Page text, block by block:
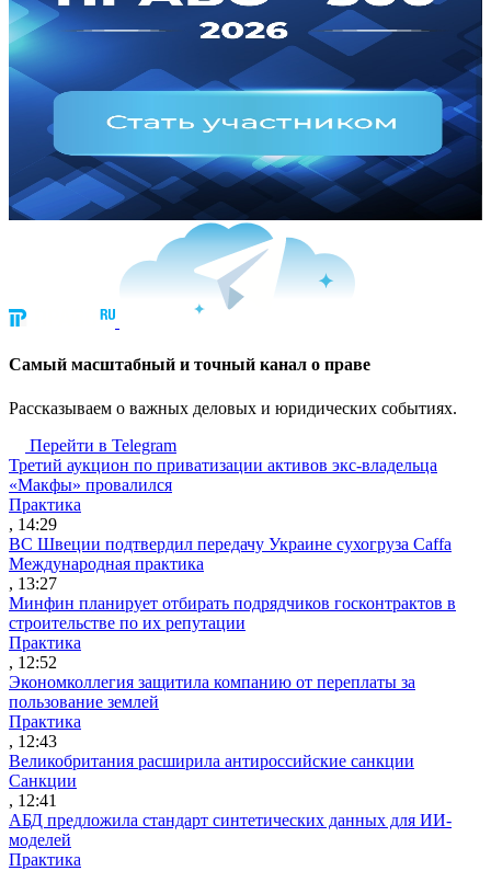
Cамый масштабный и точный канал о праве
Рассказываем о важных деловых и юридических событиях.
Перейти в Telegram
Третий аукцион по приватизации активов экс-владельца
«Макфы» провалился
Практика
, 14:29
ВС Швеции подтвердил передачу Украине сухогруза Caffa
Международная практика
, 13:27
Минфин планирует отбирать подрядчиков госконтрактов в
строительстве по их репутации
Практика
, 12:52
Экономколлегия защитила компанию от переплаты за
пользование землей
Практика
, 12:43
Великобритания расширила антироссийские санкции
Санкции
, 12:41
АБД предложила стандарт синтетических данных для ИИ-
моделей
Практика